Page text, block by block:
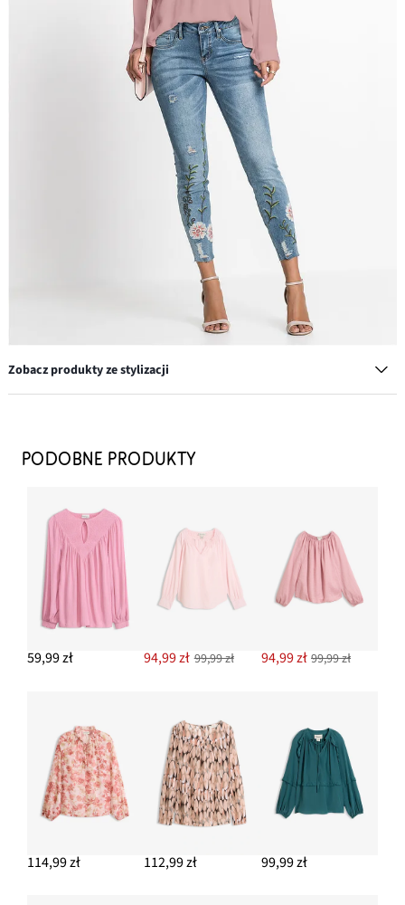
Zobacz produkty ze stylizacji
39,99 zł
Dżinsy z haftem
142,99 zł
DODAJ DO KOSZYKA
Komplet bransoletek (5 części)
49,95 zł
PODOBNE PRODUKTY
59,99 zł 94,99 zł 99,99 zł 94,99 zł 99,99 zł
114,99 zł 112,99 zł 99,99 zł